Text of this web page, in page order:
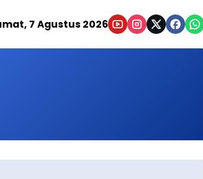
7 Agustus 2026